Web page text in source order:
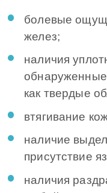
болевые
желез;
наличия
как твердые
втягивание
наличие
присутствие
наличия